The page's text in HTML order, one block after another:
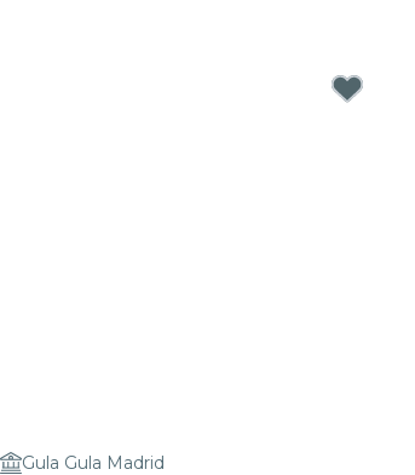
Gula Gula Madrid